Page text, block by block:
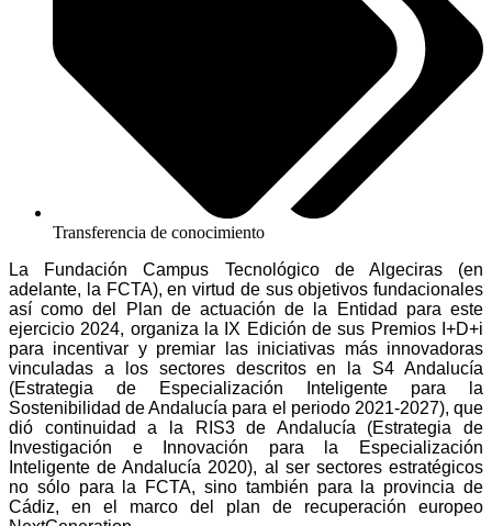
Transferencia de conocimiento
La Fundación Campus Tecnológico de Algeciras (en
adelante, la FCTA), en virtud de sus objetivos fundacionales
así como del Plan de actuación de la Entidad para este
ejercicio 2024, organiza la IX Edición de sus Premios I+D+i
para incentivar y premiar las iniciativas más innovadoras
vinculadas a los sectores descritos en la S4 Andalucía
(Estrategia de Especialización Inteligente para la
Sostenibilidad de Andalucía para el periodo 2021-2027), que
dió continuidad a la RIS3 de Andalucía (Estrategia de
Investigación e Innovación para la Especialización
Inteligente de Andalucía 2020), al ser sectores estratégicos
no sólo para la FCTA, sino también para la provincia de
Cádiz, en el marco del plan de recuperación europeo